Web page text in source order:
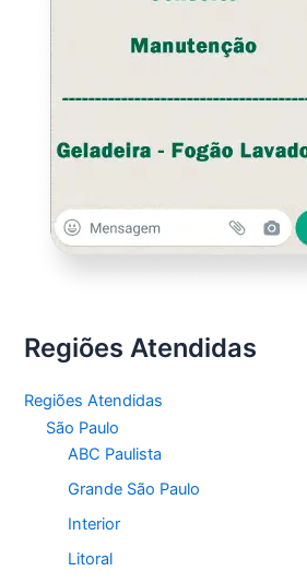
Regiões Atendidas
Regiões Atendidas
São Paulo
ABC Paulista
Grande São Paulo
Interior
Litoral